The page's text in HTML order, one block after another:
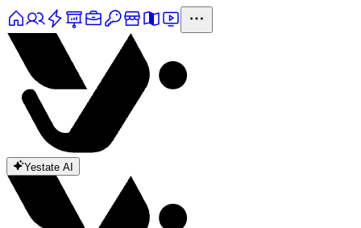
Yestate AI